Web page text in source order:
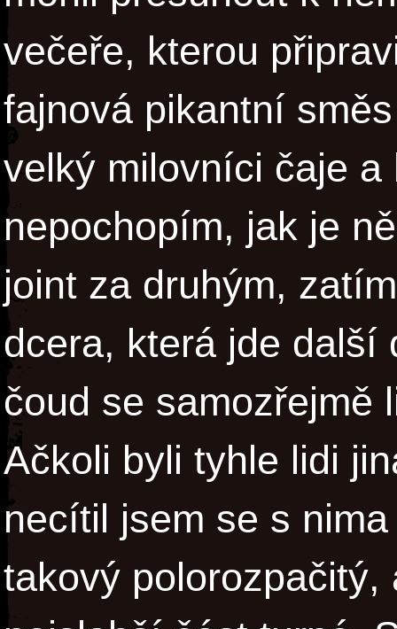
večeře, kterou
fajnová pikantní
velký milovníci čaje
nepochopím, jak je
joint za druhým,
dcera, která jde další
čoud se samozřejmě
Ačkoli byli tyhle lidi
necítil jsem se s
takový